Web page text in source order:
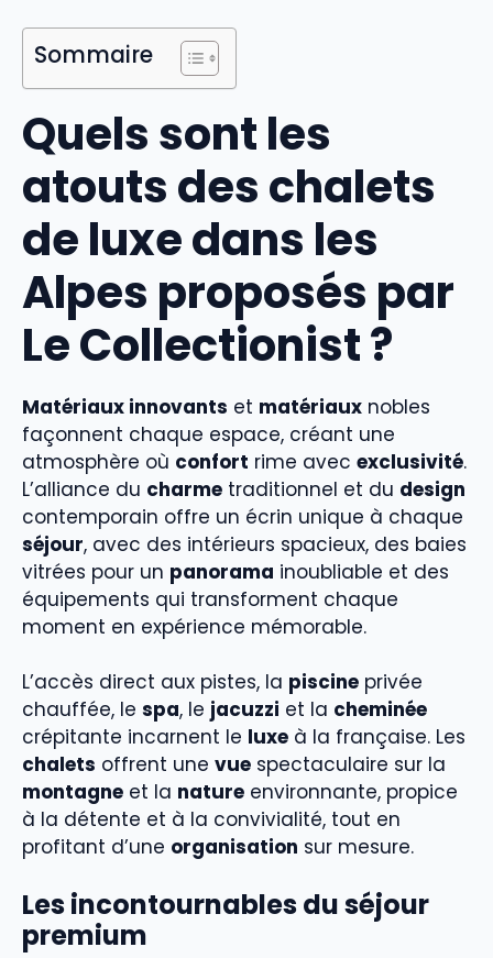
Sommaire
Quels sont les
atouts des chalets
de luxe dans les
Alpes proposés par
Le Collectionist ?
Matériaux innovants et matériaux nobles
façonnent chaque espace, créant une
atmosphère où confort rime avec exclusivité.
L’alliance du charme traditionnel et du design
contemporain offre un écrin unique à chaque
séjour, avec des intérieurs spacieux, des baies
vitrées pour un panorama inoubliable et des
équipements qui transforment chaque
moment en expérience mémorable.
L’accès direct aux pistes, la piscine privée
chauffée, le spa, le jacuzzi et la cheminée
crépitante incarnent le luxe à la française. Les
chalets offrent une vue spectaculaire sur la
montagne et la nature environnante, propice
à la détente et à la convivialité, tout en
profitant d’une organisation sur mesure.
Les incontournables du séjour
premium